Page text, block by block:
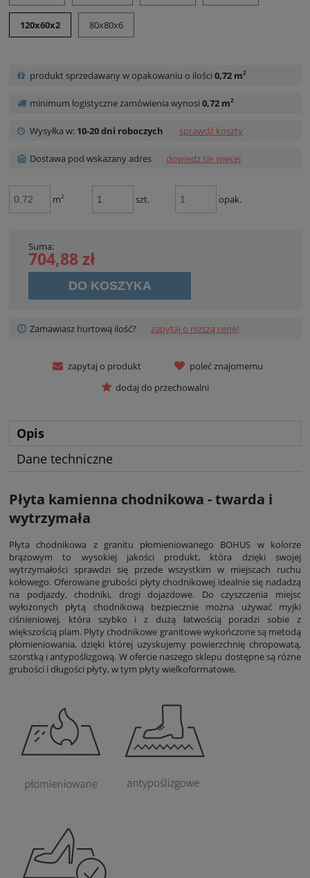
120x60x2 80x80x6
produkt sprzedawany w opakowaniu o ilości 0,72 m2
minimum logistyczne zamówienia wynosi 0,72 m2
Wysyłka w: 10-20 dni roboczych sprawdź koszty
Dostawa pod wskazany adres dowiedz się więcej
m2 szt. opak.
Suma:
704,88 zł
DO KOSZYKA
Zamawiasz hurtową ilość? zapytaj o niższą cenę!
zapytaj o produkt
poleć znajomemu
dodaj do przechowalni
Opis
Dane techniczne
Płyta kamienna chodnikowa - twarda i
wytrzymała
Płyta chodnikowa z granitu płomieniowanego BOHUS w kolorze
brązowym to wysokiej jakości produkt, która dzięki swojej
wytrzymałości sprawdzi się przede wszystkim w miejscach ruchu
kołowego. Oferowane grubości płyty chodnikowej idealnie się nadadzą
na podjazdy, chodniki, drogi dojazdowe. Do czyszczenia miejsc
wyłożonych płytą chodnikową bezpiecznie można używać myjki
ciśnieniowej, która szybko i z dużą łatwością poradzi sobie z
większością plam. Płyty chodnikowe granitowewykończone są metodą
płomieniowania, dzięki której uzyskujemy powierzchnię chropowatą,
szorstką i antypoślizgową. W ofercie naszego sklepu dostępne są różne
grubości i długości płyty, w tym płyty wielkoformatowe.